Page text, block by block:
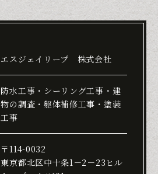
エスジェイリープ　株式会社
防水工事・シーリング工事・建
物の調査・躯体補修工事・塗装
工事
〒114-0032
東京都北区中十条1－2－23ヒル